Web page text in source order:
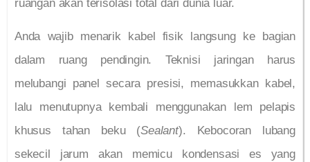
ruangan akan terisolasi total dari dunia luar.
Anda wajib menarik kabel fisik langsung ke bagian
dalam ruang pendingin. Teknisi jaringan harus
melubangi panel secara presisi, memasukkan kabel,
lalu menutupnya kembali menggunakan lem pelapis
khusus tahan beku (Sealant). Kebocoran lubang
sekecil jarum akan memicu kondensasi es yang